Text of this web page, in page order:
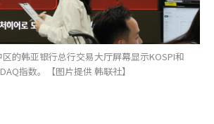
的韩亚银行总行交易大厅屏幕显示KOSPI和
指数。【图片提供 韩联社】